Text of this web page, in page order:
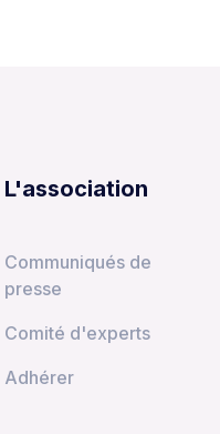
L'association
Communiqués de
presse
Comité d'experts
Adhérer